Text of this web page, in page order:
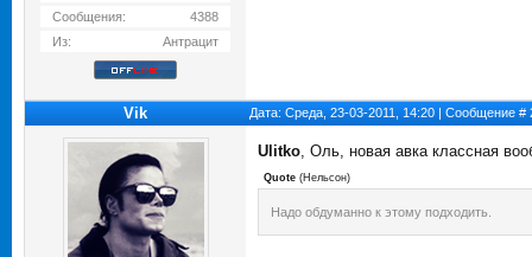
Сообщения:
4388
Из:
Антрацит
Vik Дата: Среда, 23-03-2011, 14:20 | Сообщение #
Ulitko , Оль, новая авка классная
Quote (Нельсон)
Надо обдуманно к этому подходить.